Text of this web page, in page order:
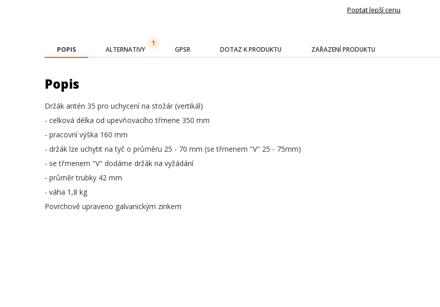
Poptat lepší cenu
POPIS ALTERNATIVY
1
GPSR DOTAZ K PRODUKTU ZAŘAZENÍ PRODUKTU
Popis
Držák antén 35 pro uchycení na stožár (vertikál)
- celková délka od upevňovacího třmene 350 mm
- pracovní výška 160 mm
- držák lze uchytit na tyč o průměru 25 - 70 mm (se třmenem "V" 25 - 75mm)
- se třmenem "V" dodáme držák na vyžádání
- průměr trubky 42 mm
- váha 1,8 kg
Povrchově upraveno galvanickým zinkem